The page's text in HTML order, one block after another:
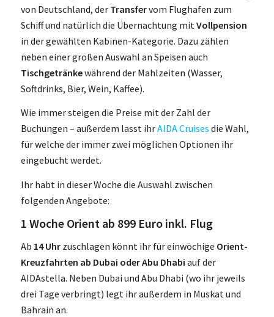
von Deutschland, der Transfervom Flughafen zum
Schiff und natürlich die Übernachtung mit Vollpension
in der gewählten Kabinen-Kategorie. Dazu zählen
neben einer großen Auswahl an Speisen auch
Tischgetränkewährend der Mahlzeiten (Wasser,
Softdrinks, Bier, Wein, Kaffee).
Wie immer steigen die Preise mit der Zahl der
Buchungen – außerdem lasst ihrAIDA Cruises die Wahl,
für welche der immer zwei möglichen Optionen ihr
eingebucht werdet.
Ihr habt in dieser Woche die Auswahl zwischen
folgenden Angebote:
1 Woche Orient ab 899 Euro inkl. Flug
Ab 14 Uhrzuschlagen könnt ihr für einwöchige Orient-
Kreuzfahrten ab Dubai oder Abu Dhabi auf der
AIDAstella. Neben Dubai und Abu Dhabi (wo ihr jeweils
drei Tage verbringt) legt ihr außerdem in Muskat und
Bahrain an.